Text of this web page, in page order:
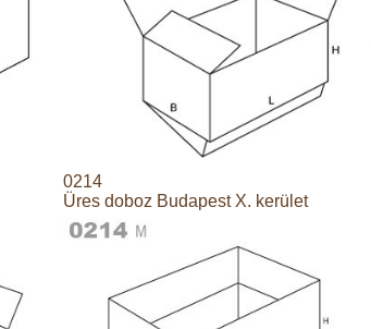
0214
Üres doboz Budapest X. kerület